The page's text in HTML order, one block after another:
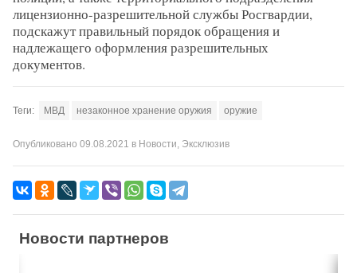
лицензионно-разрешительной службы Росгвардии,
подскажут правильный порядок обращения и
надлежащего оформления разрешительных
документов.
Теги: МВД незаконное хранение оружия оружие
Опубликовано 09.08.2021 в Новости Эксклюзив
Новости партнеров